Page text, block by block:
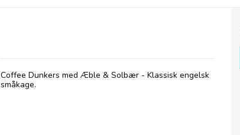
Coffee Dunkers med Æble & Solbær - Klassisk engelsk
småkage.